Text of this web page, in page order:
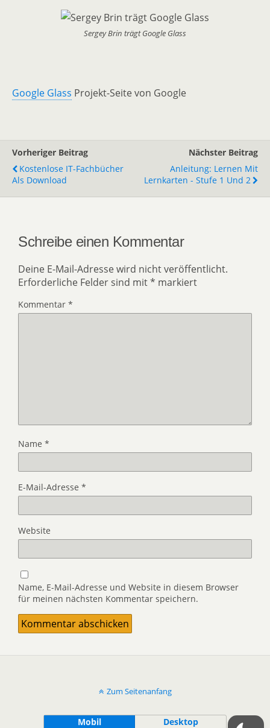
Sergey Brin trägt Google Glass
Google Glass Projekt-Seite von Google
Vorheriger Beitrag
Kostenlose IT-Fachbücher
Als Download
Nächster Beitrag
Anleitung: Lernen Mit
Lernkarten - Stufe 1 Und 2
Schreibe einen Kommentar
Deine E-Mail-Adresse wird nicht veröffentlicht.
Erforderliche Felder sind mit* markiert
Kommentar *
Name *
E-Mail-Adresse *
Website
Name, E-Mail-Adresse und Website in diesem Browser
für meinen nächsten Kommentar speichern.
Zum Seitenanfang
Mobil Desktop